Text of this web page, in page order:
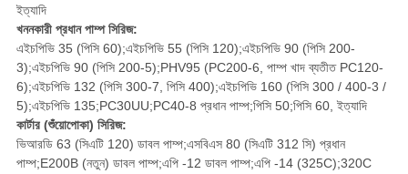
ইত্যাদি
খননকারী প্রধান পাম্প সিরিজ:
এইচপিভি 35 (পিসি 60);এইচপিভি 55 (পিসি 120);এইচপিভি 90 (পিসি 200-
3);এইচপিভি 90 (পিসি 200-5);PHV95 (PC200-6, পাম্প খাদ ব্যতীত PC120-
6);এইচপিভি 132 (পিসি 300-7, পিসি 400);এইচপিভি 160 (পিসি 300 / 400-3 /
5);এইচপিভি 135;PC30UU;PC40-8 প্রধান পাম্প;পিসি 50;পিসি 60, ইত্যাদি
কার্টার (শুঁয়োপোকা) সিরিজ:
ভিআরডি 63 (সিএটি 120) ডাবল পাম্প;এসবিএস 80 (সিএটি 312 সি) প্রধান
পাম্প;E200B (নতুন) ডাবল পাম্প;এপি -12 ডাবল পাম্প;এপি -14 (325C);320C